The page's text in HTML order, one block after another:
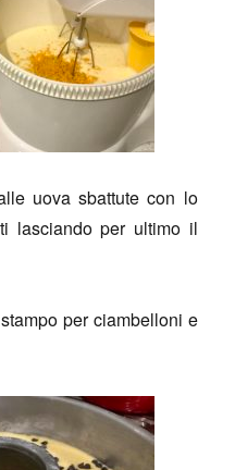
uova sbattute con lo
lasciando per ultimo il
per ciambelloni e